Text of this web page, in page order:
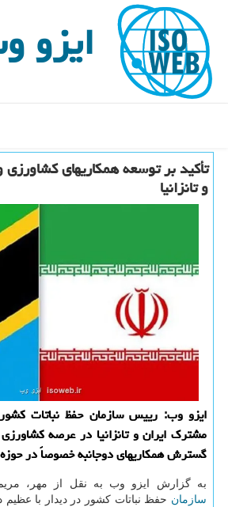
ایزو
تأکید بر توسعه همکاریهای کشاورزی
و تانزانیا
ایزو وب: رییس سازمان حفظ نباتات
مشترک ایران و تانزانیا در عرصه
گسترش همکاریهای دوجانبه خصوصاً در
به گزارش ایزو وب به نقل از مهر،
سازمان حفظ نباتات کشور در دیدار با